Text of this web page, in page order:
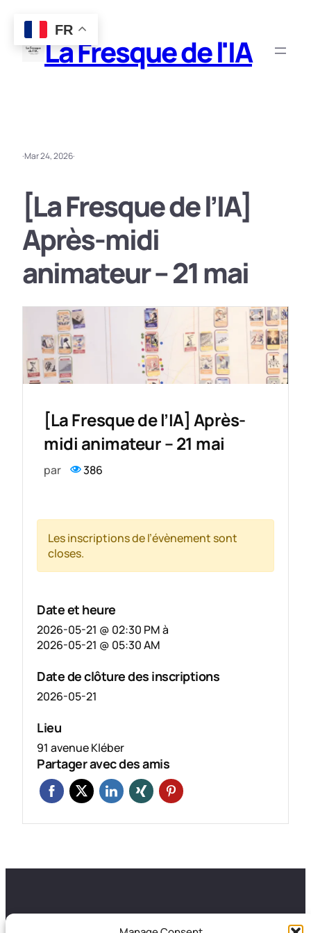
contenuLa Fresque de l'IA
·Mar 24, 2026·
[La Fresque de l’IA]
Après-midi
animateur – 21 mai
[La Fresque de l’IA] Après-
midi animateur – 21 mai
par 386
Les inscriptions de l’évènement sont
closes.
Date et heure
2026-05-21 @ 02:30 PMà
2026-05-21 @ 05:30 AM
Date de clôture des inscriptions
2026-05-21
Lieu
91 avenue Kléber
Partager avec des amis
FR